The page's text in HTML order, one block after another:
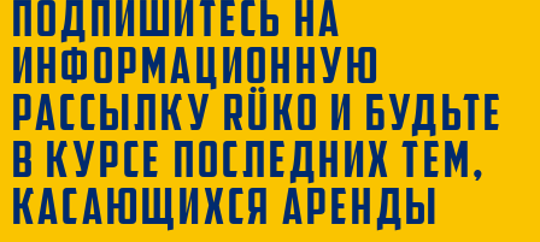
ПОДПИШИТЕСЬ НА
ИНФОРМАЦИОННУЮ
РАССЫЛКУ RÜKO И БУДЬТЕ
В КУРСЕ ПОСЛЕДНИХ ТЕМ,
КАСАЮЩИХСЯ АРЕНДЫ